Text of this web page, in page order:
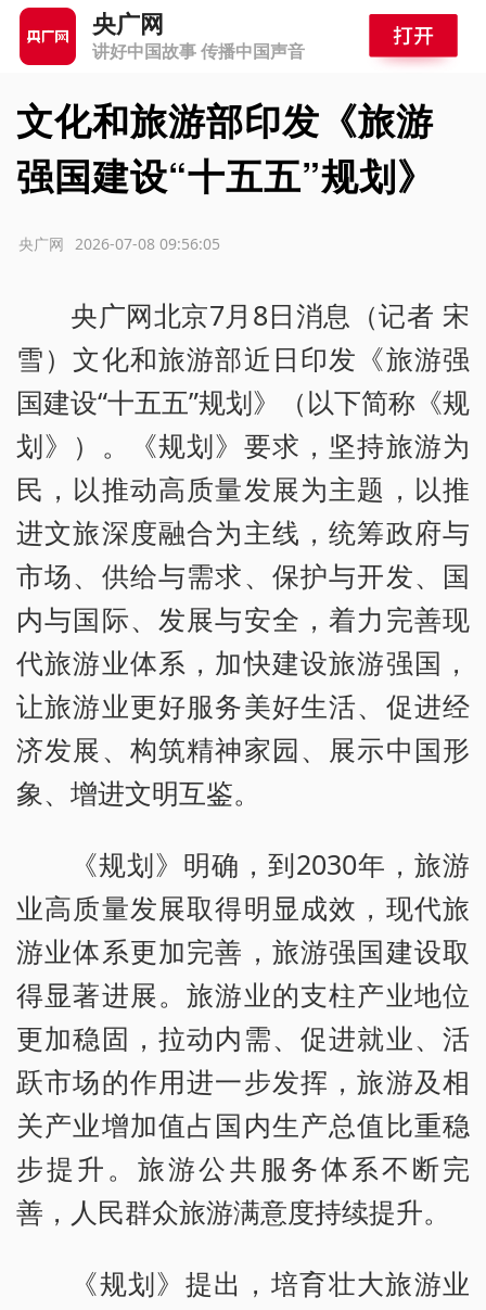
央广网
讲好中国故事 传播中国声音
文化和旅游部印发《旅游
强国建设“十五五”规划》
2026-07-08 09:56:05
央广网
央广网北京7月8日消息（记者 宋
雪）文化和旅游部近日印发《旅游强
国建设“十五五”规划》（以下简称《规
划》）。《规划》要求，坚持旅游为
民，以推动高质量发展为主题，以推
进文旅深度融合为主线，统筹政府与
市场、供给与需求、保护与开发、国
内与国际、发展与安全，着力完善现
代旅游业体系，加快建设旅游强国，
让旅游业更好服务美好生活、促进经
济发展、构筑精神家园、展示中国形
象、增进文明互鉴。
《规划》明确，到2030年，旅游
业高质量发展取得明显成效，现代旅
游业体系更加完善，旅游强国建设取
得显著进展。旅游业的支柱产业地位
更加稳固，拉动内需、促进就业、活
跃市场的作用进一步发挥，旅游及相
关产业增加值占国内生产总值比重稳
步提升。旅游公共服务体系不断完
善，人民群众旅游满意度持续提升。
《规划》提出，培育壮大旅游业